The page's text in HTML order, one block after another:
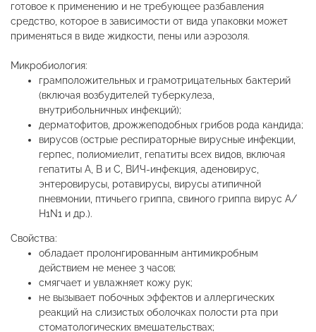
готовое к применению и не требующее разбавления
средство, которое в зависимости от вида упаковки может
применяться в виде жидкости, пены или аэрозоля.
Микробиология:
грамположительных и грамотрицательных бактерий
(включая возбудителей туберкулеза,
внутрибольничных инфекций);
дерматофитов, дрожжеподобных грибов рода кандида;
вирусов (острые респираторные вирусные инфекции,
герпес, полиомиелит, гепатиты всех видов, включая
гепатиты А, В и С, ВИЧ-инфекция, аденовирус,
энтеровирусы, ротавирусы, вирусы атипичной
пневмонии, птичьего гриппа, свиного гриппа вирус А/
Н1N1 и др.).
Свойства:
обладает пролонгированным антимикробным
действием не менее 3 часов;
смягчает и увлажняет кожу рук;
не вызывает побочных эффектов и аллергических
реакций на слизистых оболочках полости рта при
стоматологических вмешательствах;